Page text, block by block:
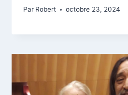
Par Robert octobre 23, 2024